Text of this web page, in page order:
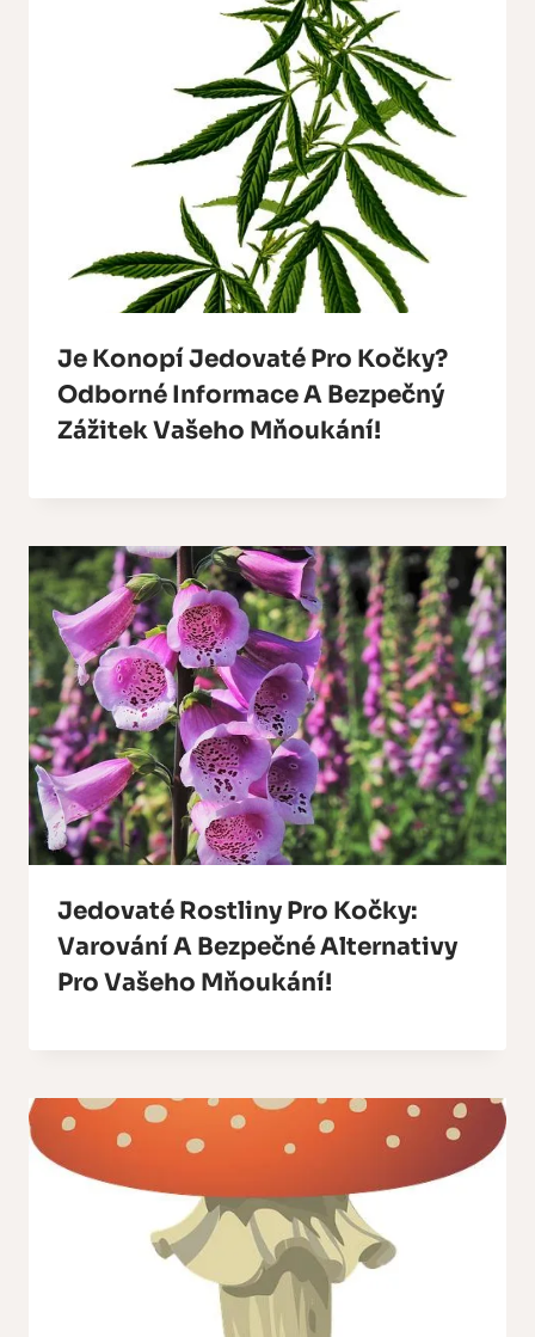
Je Konopí Jedovaté Pro Kočky?
Odborné Informace A Bezpečný
Zážitek Vašeho Mňoukání!
Jedovaté Rostliny Pro Kočky:
Varování A Bezpečné Alternativy
Pro Vašeho Mňoukání!